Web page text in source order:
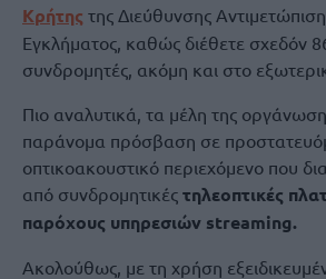
Κρήτης της Διεύθυνσης
Εγκλήματος, καθώς διέθετε σχεδόν
συνδρομητές, ακόμη και στο
Πιο αναλυτικά, τα μέλη της
παράνομα πρόσβαση σε
οπτικοακουστικό περιεχόμενο που
από συνδρομητικές τηλεοπτικές
παρόχους υπηρεσιών streaming.
Ακολούθως, με τη χρήση